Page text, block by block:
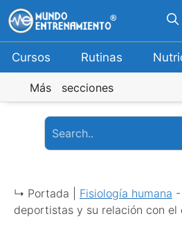
Saltar
al
contenido
Cursos Rutinas
Más secciones
↳ Portada | Fisiología humana -
deportistas y su relación con el